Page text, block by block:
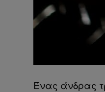
Ένας άνδρας